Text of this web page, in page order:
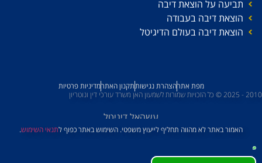
תביעה על הוצאת דיבה
הוצאת דיבה בעבודה
הוצאת דיבה בעולם הדיגיטל
מפת אתרהצהרת נגישותתקנון האתרמדיניות פרטיות
2010 - 2025 © כל הזכויות שמורות לשמעון האן משרד עורכי דין ונוטריון
עשהאל דיגיטל
האמור באתר לא מהווה תחליף לייעוץ משפטי. השימוש באתר כפוף לתנאי השימוש.